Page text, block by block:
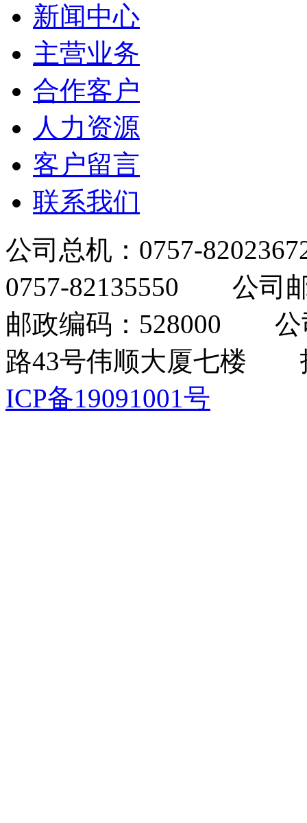
新闻中心
主营业务
合作客户
人力资源
客户留言
联系我们
公司总机：0757-
0757-82135550 公司邮
邮政编码：528000 公
路43号伟顺大厦七楼
ICP备19091001号